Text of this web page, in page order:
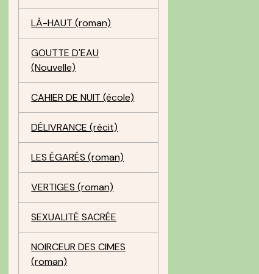
LÀ-HAUT (roman)
GOUTTE D'EAU
(Nouvelle)
CAHIER DE NUIT (école)
DÉLIVRANCE (récit)
LES ÉGARÉS (roman)
VERTIGES (roman)
SEXUALITÉ SACRÉE
NOIRCEUR DES CIMES
(roman)